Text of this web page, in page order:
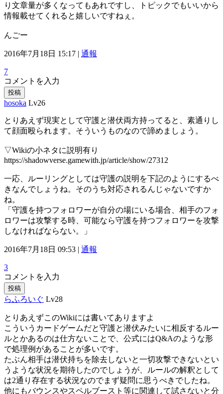
り文章量が多くなってもあれですし、トピックでもいいから
情報載せてくれると嬉しいですねぇ。
んごー
2016年7月18日 15:17 | 通報
7
コメントを入力
投稿
hosoka Lv26
とりあえず現実として守護と潜伏両方持ってると、素通りし
て顔面殴られます。そういうものなので諦めましょう。
▽Wikiの小ネタに説明有り
https://shadowverse.gamewith.jp/article/show/27312
一応、ルーリングとしては守護の説明を下記のようにするべ
きなんでしょうね。そのうち対応されるんじゃないですか
ね。
「守護を持つフォロワーが自分の場にいる場合、相手のフォ
ロワーは攻撃する時、可能なら守護を持つフォロワーを攻撃
しなければならない。」
2016年7月18日 09:53 | 通報
3
コメントを入力
投稿
らふろいぐ Lv28
とりあえずこのWikiには書いてありますよ
こういうカードゲームだと守護と潜伏みたいに相反するルー
ルとかあるのは仕方ないことで、公式にはQ&Aのような形
で処理例があることが多いです。
たぶん相手は潜伏持ちを除去しないと一切攻撃できないとい
うような状況を期待したのでしょうが、ルールの解釈として
は2通り存在する状況なのでまず疑問に思うべきでしたね。
他にもバウンスやスペルブースト等に関連して試さないと分